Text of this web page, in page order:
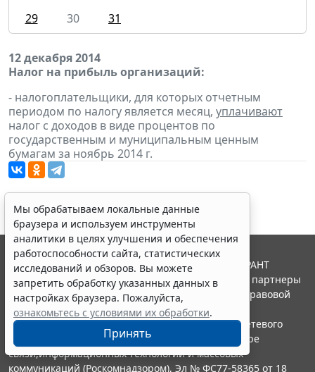
29
30 31
12 декабря 2014
Налог на прибыль организаций:
- налогоплательщики, для которых отчетным
периодом по налогу является месяц, уплачивают
налог с доходов в виде процентов по
государственным и муниципальным ценным
бумагам за ноябрь 2014 г.
Мы обрабатываем локальные данные
браузера и используем инструменты
аналитики в целях улучшения и обеспечения
работоспособности сайта, статистических
исследований и обзоров. Вы можете
запретить обработку указанных данных в
настройках браузера. Пожалуйста,
ознакомьтесь с условиями их обработки.
Принять
© ООО "НПП "ГАРАНТ-СЕРВИС", 2026. Система ГАРАНТ
выпускается с 1990 года. Компания "Гарант" и ее партнеры
являются участниками Российской ассоциации правовой
информации ГАРАНТ.
Портал ГАРАНТ.РУ зарегистрирован в качестве сетевого
издания Федеральной службой по надзору в сфере
связи,информационных технологий и массовых
коммуникаций (Роскомнадзором), Эл № ФС77-58365 от 18